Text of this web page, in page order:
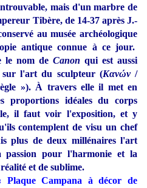
mais d'un marbre de
Tibère, de 14-37 après J.-
au musée archéologique
antique connue à ce jour.
le nom de Canon qui est aussi
l'art du sculpteur (Κανών/
»). À travers elle il met en
proportions idéales du corps
il faut voir l'exposition, et y
contemplent de visu un chef
plus de deux millénaires l'art
passion pour l'harmonie et la
et de sublime.
Campana à décor de